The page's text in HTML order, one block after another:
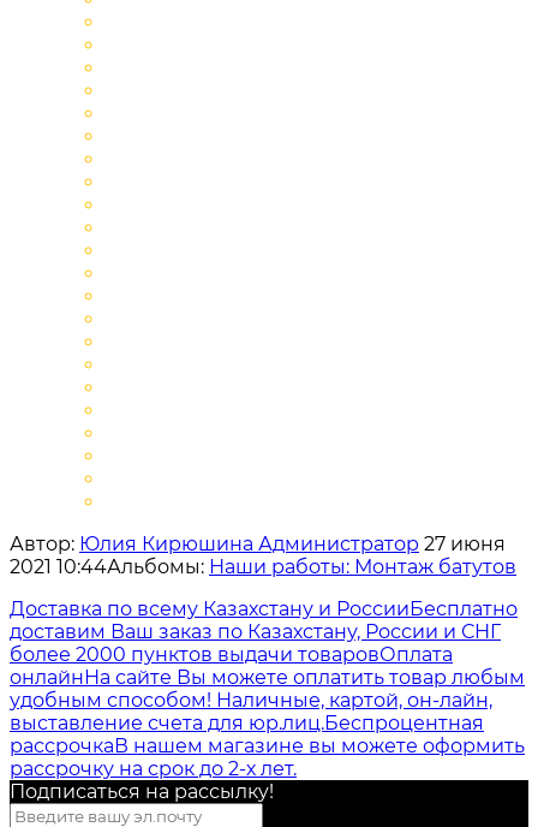
Автор: Юлия Кирюшина Администратор 27 июня
2021 10:44Альбомы: Наши работы: Монтаж батутов
Доставка по всему Казахстану и РоссииБесплатно
доставим Ваш заказ по Казахстану, России и СНГ
более 2000 пунктов выдачи товаровОплата
онлайнНа сайте Вы можете оплатить товар любым
удобным способом! Наличные, картой, он-лайн,
выставление счета для юр.лиц.Беспроцентная
рассрочкаВ нашем магазине вы можете оформить
рассрочку на срок до 2-х лет.
Подписаться на рассылкy!